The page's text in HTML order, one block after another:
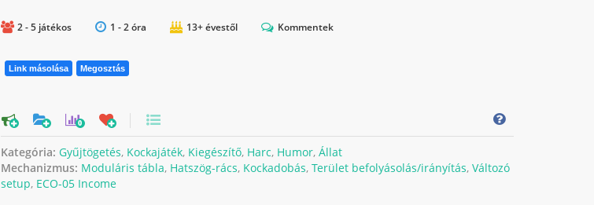
2 - 5 játékos 1 - 2 óra 13+ évestől Kommentek
Link másolása Megosztás
0
Kategória: Gyűjtögetés, Kockajáték, Kiegészítő, Harc, Humor, Állat
Mechanizmus: Moduláris tábla, Hatszög-rács, Kockadobás, Terület befolyásolás/irányítás, Változó
setup, ECO-05 Income